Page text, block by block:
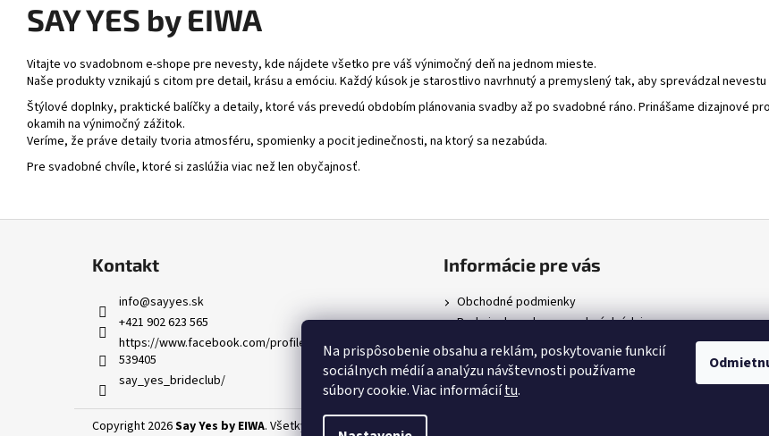
Na prispôsobenie obsahu a reklám, poskytovanie funkcií
sociálnych médií a analýzu návštevnosti používame
súbory cookie. Viac informáciítu.
SAY YES by EIWA
Vitajte vo svadobnom e-shope pre nevesty, kde nájdete všetko pre váš výnimočný deň na jednom mieste.
Naše produkty vznikajú s citom pre detail, krásu a emóciu. Každý kúsok je starostlivo navrhnutý a premyslený tak, aby sprevádzal
Štýlové doplnky, praktické balíčky a detaily, ktoré vás prevedú obdobím plánovania svadby až po svadobné ráno. Prinášame dizajnové
okamih na výnimočný zážitok.
Veríme, že práve detaily tvoria atmosféru, spomienky a pocit jedinečnosti, na ktorý sa nezabúda.
Pre svadobné chvíle, ktoré si zaslúžia viac než len obyčajnosť.
Kontakt
info@sayyes.sk
+421 902 623 565
https://www.facebook.com/profile.php?id=100075974
539405
say_yes_brideclub/
Informácie pre vás
Obchodné podmienky
Podmienky ochrany osobných údajov
Copyright 2026Say Yes by EIWA. Všetky práva vyhradené.